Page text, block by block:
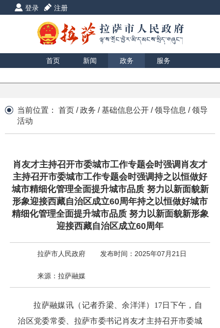
登录 注册
首页 新闻 政务
服务
当前位置： 首页 /政务 /基础信息公开 /领导信息 /领导
活动
肖友才主持召开市委城市工作专题会时强调肖友才
主持召开市委城市工作专题会时强调持之以恒做好
城市精细化管理全面提升城市品质 努力以新面貌新
形象迎接西藏自治区成立60周年持之以恒做好城市
精细化管理全面提升城市品质 努力以新面貌新形象
迎接西藏自治区成立60周年
拉萨市人民政府 发布时间：2025年07月21日
来源：拉萨融媒
拉萨融媒讯（记者乔梁、余洋洋）17日下午，自
治区党委常委、拉萨市委书记肖友才主持召开市委城